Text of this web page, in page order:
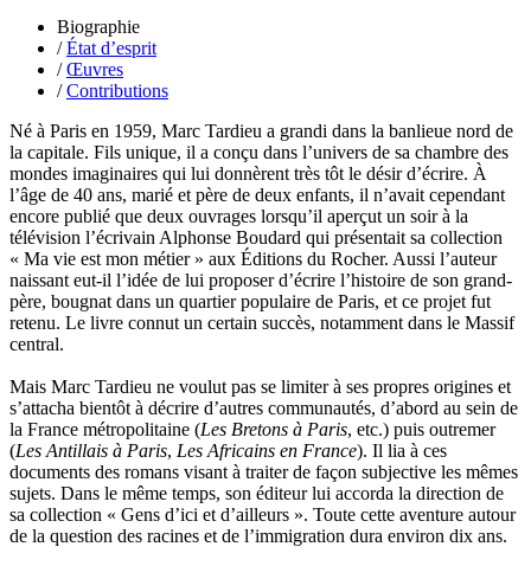
Sablé Erik
Saint-Loup
Salon Olivier
Sapin-Defour Cédric
Sauquet Michel
Sauve Philippe
Shipton Eric
Sibony Julie
Sokpakbaïev Berdibek
Soleilhavoup François
Squillace Sophie
Stuck Hudson
Sylvestre Françoise
Tardieu Marc
Thevenet Jacqueline
Touboul Marion
Toumanov Vadim
Trouplin Boris
Troussier Virginie
Tuilier Romain
Tulane Fabrice
Tzapoff Antoine
Biographie
/État d’esprit
/Œuvres
/Contributions
Né à Paris en 1959, Marc Tardieu a grandi dans la banlieue nord de
la capitale. Fils unique, il a conçu dans l’univers de sa chambre des
mondes imaginaires qui lui donnèrent très tôt le désir d’écrire. À
l’âge de 40 ans, marié et père de deux enfants, il n’avait cependant
encore publié que deux ouvrages lorsqu’il aperçut un soir à la
télévision l’écrivain Alphonse Boudard qui présentait sa collection
« Ma vie est mon métier » aux Éditions du Rocher. Aussi l’auteur
naissant eut-il l’idée de lui proposer d’écrire l’histoire de son grand-
père, bougnat dans un quartier populaire de Paris, et ce projet fut
retenu. Le livre connut un certain succès, notamment dans le Massif
central.
Mais Marc Tardieu ne voulut pas se limiter à ses propres origines et
s’attacha bientôt à décrire d’autres communautés, d’abord au sein de
la France métropolitaine (Les Bretons à Paris, etc.) puis outremer
(Les Antillais à Paris, Les Africains en France). Il lia à ces
documents des romans visant à traiter de façon subjective les mêmes
sujets. Dans le même temps, son éditeur lui accorda la direction de
sa collection « Gens d’ici et d’ailleurs ». Toute cette aventure autour
de la question des racines et de l’immigration dura environ dix ans.